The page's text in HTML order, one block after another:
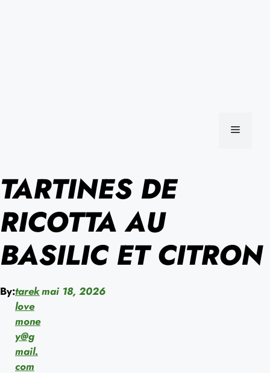
MENU
TARTINES DE
RICOTTA AU
BASILIC ET CITRON
By:tarek
love
mone
y@g
mail.
com
mai 18, 2026